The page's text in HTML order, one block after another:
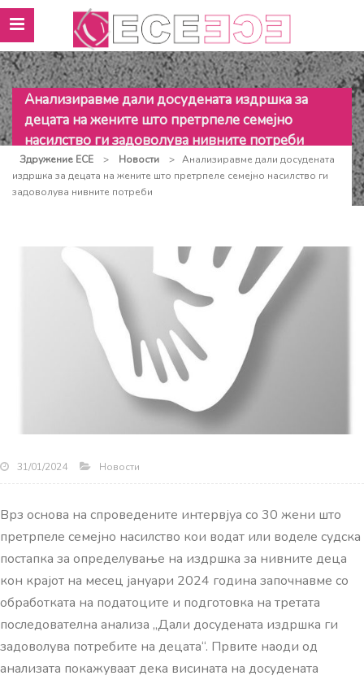
Анализиравме дали досудената издршка за
децата на жените што претрпеле семејно
насилство ги задоволува нивните потреби
Здружение ЕСЕ > Новости > Анализиравме дали досудената
издршка за децата на жените што претрпеле семејно насилство ги
задоволува нивните потреби
31/01/2024 Новости
Врз основа на спроведените интервјуа со 30 жени што
претрпеле семејно насилство кои водат или воделе судска
постапка за определување на издршка за нивните деца
кон крајот на месец јануари 2024 година започнавме со
обработката на податоците и подготовка на третата
последователна анализа „Дали досудената издршка ги
задоволува потребите на децата“. Првите наоди од
анализата покажуваат дека висината на досудената